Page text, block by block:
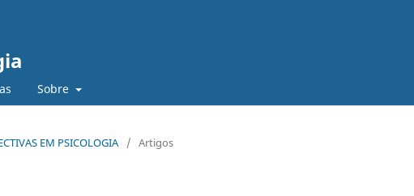
Sobre
EM PSICOLOGIA / Artigos